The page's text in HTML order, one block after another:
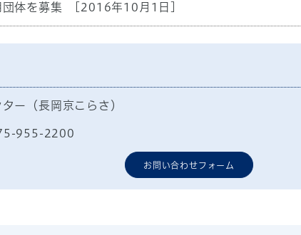
体を募集 [2016年10月1日]
ー（長岡京こらさ）
955-2200
お問い合わせフォーム